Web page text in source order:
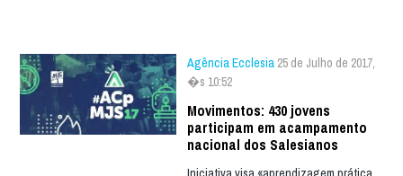
Agência Ecclesia 25 de Julho de 2017,
�s 10:52
Movimentos: 430 jovens
participam em acampamento
nacional dos Salesianos